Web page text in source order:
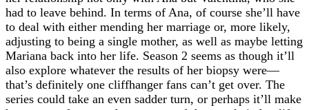
had to leave behind. In terms of Ana, of course she’ll have
to deal with either mending her marriage or, more likely,
adjusting to being a single mother, as well as maybe letting
Mariana back into her life. Season 2 seems as though it’ll
also explore whatever the results of her biopsy were—
that’s definitely one cliffhanger fans can’t get over. The
series could take an even sadder turn, or perhaps it’ll make